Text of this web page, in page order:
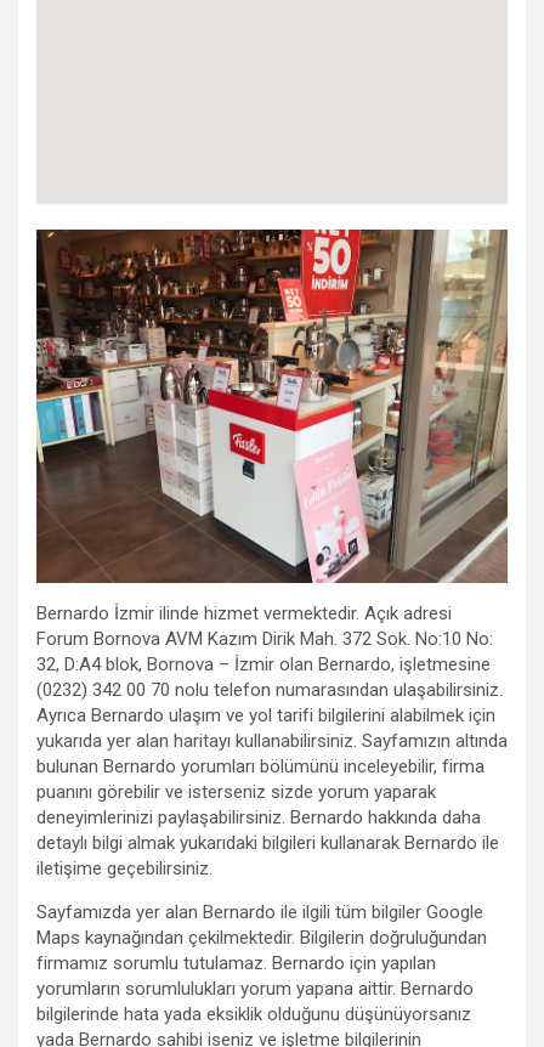
Bernardo İzmir ilinde hizmet vermektedir. Açık adresi
Forum Bornova AVM Kazım Dirik Mah. 372 Sok. No:10 No:
32, D:A4 blok, Bornova – İzmir olan Bernardo, işletmesine
(0232) 342 00 70 nolu telefon numarasından ulaşabilirsiniz.
Ayrıca Bernardo ulaşım ve yol tarifi bilgilerini alabilmek için
yukarıda yer alan haritayı kullanabilirsiniz. Sayfamızın altında
bulunan Bernardo yorumları bölümünü inceleyebilir, firma
puanını görebilir ve isterseniz sizde yorum yaparak
deneyimlerinizi paylaşabilirsiniz. Bernardo hakkında daha
detaylı bilgi almak yukarıdaki bilgileri kullanarak Bernardo ile
iletişime geçebilirsiniz.
Sayfamızda yer alan Bernardo ile ilgili tüm bilgiler Google
Maps kaynağından çekilmektedir. Bilgilerin doğruluğundan
firmamız sorumlu tutulamaz. Bernardo için yapılan
yorumların sorumlulukları yorum yapana aittir. Bernardo
bilgilerinde hata yada eksiklik olduğunu düşünüyorsanız
yada Bernardo sahibi iseniz ve işletme bilgilerinin